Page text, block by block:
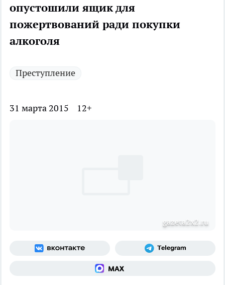
опустошили ящик для
пожертвований ради покупки
алкоголя
Преступление
31 марта 2015 12+
gazeta2x2.ru